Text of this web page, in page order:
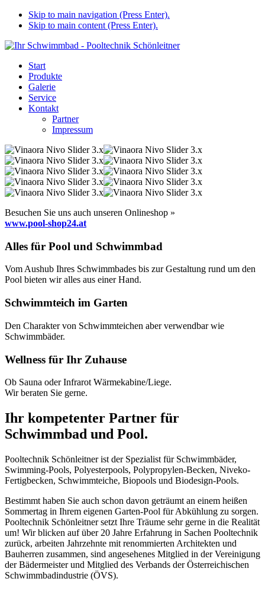
Skip to main navigation (Press Enter).
Skip to main content (Press Enter).
Start
Produkte
Galerie
Service
Kontakt
Partner
Impressum
Besuchen Sie uns auch unseren Onlineshop »
www.pool-shop24.at
Alles für Pool und Schwimmbad
Vom Aushub Ihres Schwimmbades bis zur Gestaltung rund um den
Pool bieten wir alles aus einer Hand.
Schwimmteich im Garten
Den Charakter von Schwimmteichen aber verwendbar wie
Schwimmbäder.
Wellness für Ihr Zuhause
Ob Sauna oder Infrarot Wärmekabine/Liege.
Wir beraten Sie gerne.
Ihr kompetenter Partner für
Schwimmbad und Pool.
Pooltechnik Schönleitner ist der Spezialist für Schwimmbäder,
Swimming-Pools, Polyesterpools, Polypropylen-Becken, Niveko-
Fertigbecken, Schwimmteiche, Biopools und Biodesign-Pools.
Bestimmt haben Sie auch schon davon geträumt an einem heißen
Sommertag in Ihrem eigenen Garten-Pool für Abkühlung zu sorgen.
Pooltechnik Schönleitner setzt Ihre Träume sehr gerne in die Realität
um! Wir blicken auf über 20 Jahre Erfahrung in Sachen Pooltechnik
zurück, arbeiten Jahrzehnte mit renommierten Architekten und
Bauherren zusammen, sind angesehenes Mitglied in der Vereinigung
der Bädermeister und Mitglied des Verbands der Österreichischen
Schwimmbadindustrie (ÖVS).